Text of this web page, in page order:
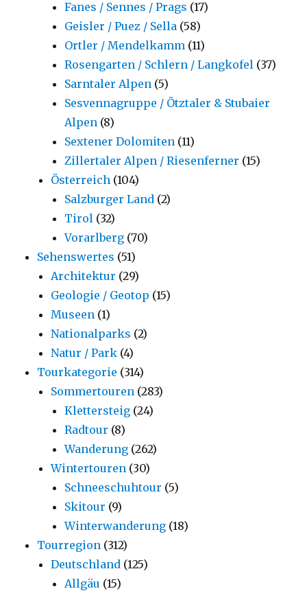
Fanes / Sennes / Prags (17)
Geisler / Puez / Sella (58)
Ortler / Mendelkamm (11)
Rosengarten / Schlern / Langkofel (37)
Sarntaler Alpen (5)
Sesvennagruppe / Ötztaler & Stubaier
Alpen (8)
Sextener Dolomiten (11)
Zillertaler Alpen / Riesenferner (15)
Österreich (104)
Salzburger Land (2)
Tirol (32)
Vorarlberg (70)
Sehenswertes (51)
Architektur (29)
Geologie / Geotop (15)
Museen (1)
Nationalparks (2)
Natur / Park (4)
Tourkategorie (314)
Sommertouren (283)
Klettersteig (24)
Radtour (8)
Wanderung (262)
Wintertouren (30)
Schneeschuhtour (5)
Skitour (9)
Winterwanderung (18)
Tourregion (312)
Deutschland (125)
Allgäu (15)